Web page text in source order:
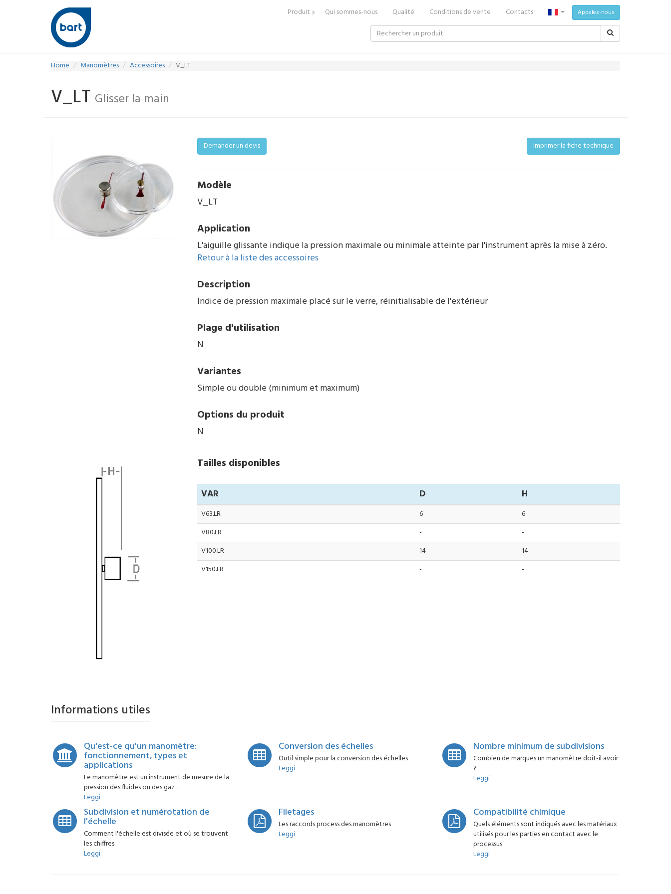
Produit Qui sommes-nous Qualité Conditions de vente Contacts Appelez-nous
Home Manomètres Accessoires V_LT
V_LT Glisser la main
Demander un devis Imprimer la fiche technique
Modèle
V_LT
Application
L'aiguille glissante indique la pression maximale ou minimale atteinte par l'instrument après la mise à zéro.
Retour à la liste des accessoires
Description
Indice de pression maximale placé sur le verre, réinitialisable de l'extérieur
Plage d'utilisation
N
Variantes
Simple ou double (minimum et maximum)
Options du produit
N
Tailles disponibles
VAR D H
V63.LR 6
6
V80.LR
-
-
V100.LR
14
14
V150.LR
- -
Informations utiles
Qu'est-ce qu'un manomètre:
fonctionnement, types et
applications
Le manomètre est un instrument de mesure de la
pression des fluides ou des gaz ...
Leggi
Conversion des échelles
Outil simple pour la conversion des échelles
Leggi
Nombre minimum de subdivisions
Combien de marques un manomètre doit-il avoir
?
Leggi
Subdivision et numérotation de
l'échelle
Comment l'échelle est divisée et où se trouvent
les chiffres
Leggi
Filetages
Les raccords process des manomètres
Leggi
Compatibilité chimique
Quels éléments sont indiqués avec les matériaux
utilisés pour les parties en contact avec le
processus
Leggi